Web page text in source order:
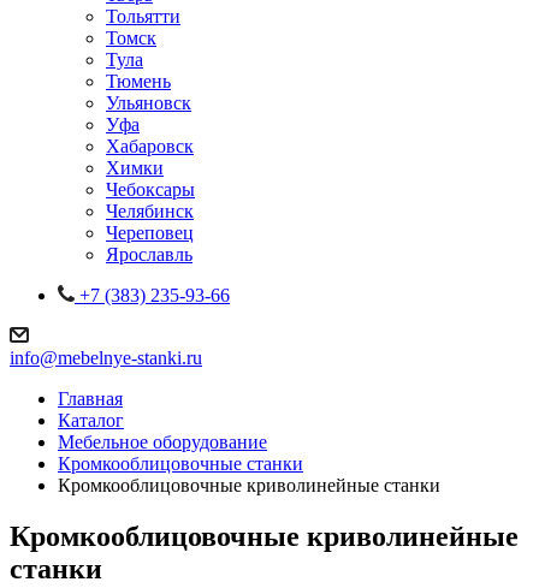
Тольятти
Томск
Тула
Тюмень
Ульяновск
Уфа
Хабаровск
Химки
Чебоксары
Челябинск
Череповец
Ярославль
+7 (383) 235-93-66
info@mebelnye-stanki.ru
Главная
Каталог
Мебельное оборудование
Кромкооблицовочные станки
Кромкооблицовочные криволинейные станки
Кромкооблицовочные криволинейные
станки